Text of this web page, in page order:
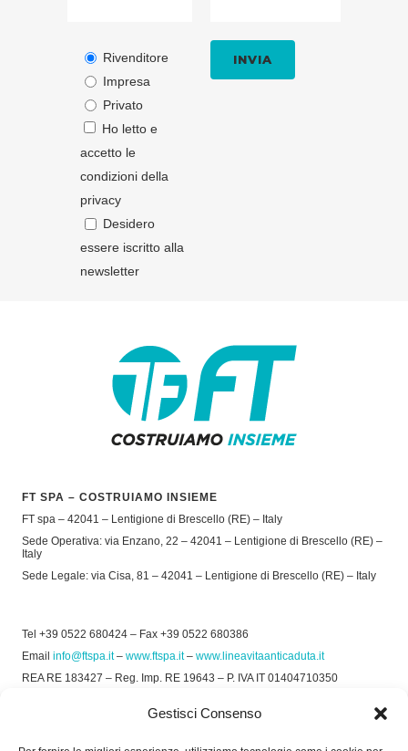
Gestisci Consenso
Rivenditore
Impresa
Privato
Ho letto e
accetto le
condizioni della
privacy
Desidero
essere iscritto alla
newsletter
FT SPA – COSTRUIAMO INSIEME
FT spa – 42041 – Lentigione di Brescello (RE) – Italy
Sede Operativa: via Enzano, 22 – 42041 – Lentigione di Brescello (RE) –
Italy
Sede Legale: via Cisa, 81 – 42041 – Lentigione di Brescello (RE) – Italy
Tel +39 0522 680424 – Fax +39 0522 680386
Email info@ftspa.it– www.ftspa.it– www.lineavitaanticaduta.it
REA RE 183427 – Reg. Imp. RE 19643 – P. IVA IT 01404710350
Privacy Policy–Cookie Policy